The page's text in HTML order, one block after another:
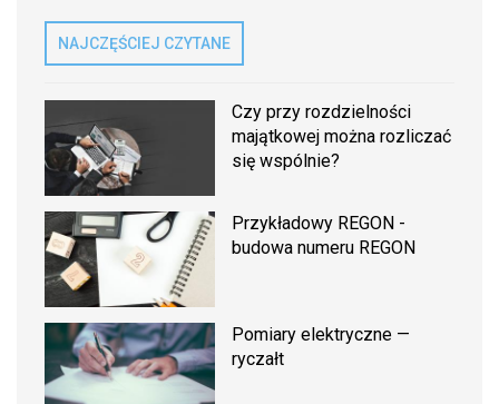
NAJCZĘŚCIEJ CZYTANE
Czy przy rozdzielności
majątkowej można rozliczać
się wspólnie?
Przykładowy REGON -
budowa numeru REGON
Pomiary elektryczne —
ryczałt